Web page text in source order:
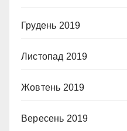
Грудень 2019
Листопад 2019
Жовтень 2019
Вересень 2019